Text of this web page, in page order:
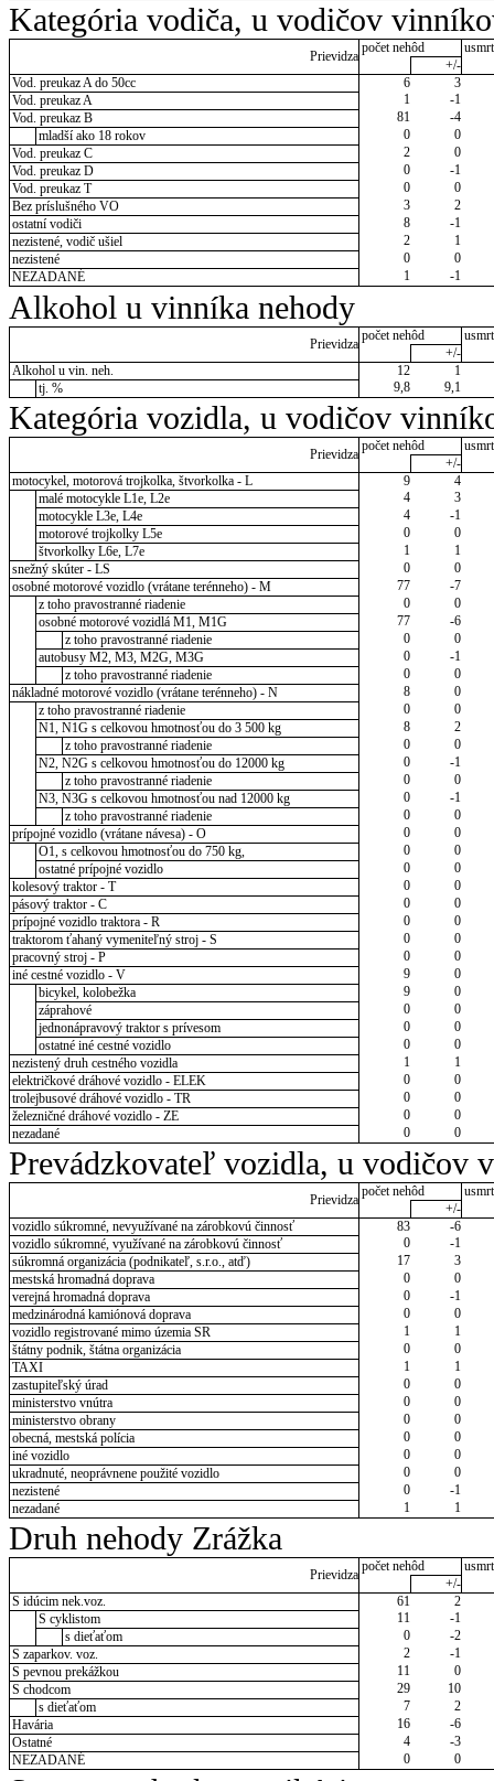
Kategória vodiča, u vodičov
Prievidza
počet nehôd
+/-
Vod. preukaz A do 50cc
6
3
Vod. preukaz A
1
-1
Vod. preukaz B
81
-4
mladší ako 18 rokov
0
0
Vod. preukaz C
2
0
Vod. preukaz D
0
-1
Vod. preukaz T
0
0
Bez príslušného VO
3
2
ostatní vodiči
8
-1
nezistené, vodič ušiel
2
1
nezistené
0
0
NEZADANÉ
1 -1
Alkohol u vinníka nehody
Prievidza
počet nehôd
+/-
Alkohol u vin. neh.
12
1
tj. %
9,8 9,1
Kategória vozidla, u vodičov
Prievidza
počet nehôd
+/-
motocykel, motorová trojkolka, štvorkolka - L
9
4
malé motocykle L1e, L2e
4
3
motocykle L3e, L4e
4
-1
motorové trojkolky L5e
0
0
štvorkolky L6e, L7e
1
1
snežný skúter - LS
0
0
osobné motorové vozidlo (vrátane terénneho) - M
77
-7
z toho pravostranné riadenie
0
0
osobné motorové vozidlá M1, M1G
77
-6
z toho pravostranné riadenie
0
0
autobusy M2, M3, M2G, M3G
0
-1
z toho pravostranné riadenie
0
0
nákladné motorové vozidlo (vrátane terénneho) - N
8
0
z toho pravostranné riadenie
0
0
N1, N1G s celkovou hmotnosťou do 3 500 kg
8
2
z toho pravostranné riadenie
0
0
N2, N2G s celkovou hmotnosťou do 12000 kg
0
-1
z toho pravostranné riadenie
0
0
N3, N3G s celkovou hmotnosťou nad 12000 kg
0
-1
z toho pravostranné riadenie
0
0
prípojné vozidlo (vrátane návesa) - O
0
0
O1, s celkovou hmotnosťou do 750 kg,
0
0
ostatné prípojné vozidlo
0
0
kolesový traktor - T
0
0
pásový traktor - C
0
0
prípojné vozidlo traktora - R
0
0
traktorom ťahaný vymeniteľný stroj - S
0
0
pracovný stroj - P
0
0
iné cestné vozidlo - V
9
0
bicykel, kolobežka
9
0
záprahové
0
0
jednonápravový traktor s prívesom
0
0
ostatné iné cestné vozidlo
0
0
nezistený druh cestného vozidla
1
1
električkové dráhové vozidlo - ELEK
0
0
trolejbusové dráhové vozidlo - TR
0
0
železničné dráhové vozidlo - ZE
0
0
nezadané
0 0
Prevádzkovateľ vozidla, u vodičov
Prievidza
počet nehôd
+/-
vozidlo súkromné, nevyužívané na zárobkovú činnosť
83
-6
vozidlo súkromné, využívané na zárobkovú činnosť
0
-1
súkromná organizácia (podnikateľ, s.r.o., atď)
17
3
mestská hromadná doprava
0
0
verejná hromadná doprava
0
-1
medzinárodná kamiónová doprava
0
0
vozidlo registrované mimo územia SR
1
1
štátny podnik, štátna organizácia
0
0
TAXI
1
1
zastupiteľský úrad
0
0
ministerstvo vnútra
0
0
ministerstvo obrany
0
0
obecná, mestská polícia
0
0
iné vozidlo
0
0
ukradnuté, neoprávnene použité vozidlo
0
0
nezistené
0
-1
nezadané
1 1
Druh nehody Zrážka
Prievidza
počet nehôd
+/-
S idúcim nek.voz.
61
2
S cyklistom
11
-1
s dieťaťom
0
-2
S zaparkov. voz.
2
-1
S pevnou prekážkou
11
0
S chodcom
29
10
s dieťaťom
7
2
Havária
16
-6
Ostatné
4
-3
NEZADANÉ
0 0